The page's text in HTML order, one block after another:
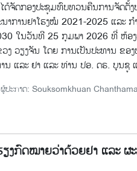
ດ້ຈັດກອງປະຊຸມທົບທວນຄືນການຈັດຕັ້ງ
າການຢາໂຮງໝໍ 2021-2025 ແລະ
ໃນວັນທີ 25 ກຸມພາ 2026 ທີ່ ຫ້ອງ
ງ ວຽງຈັນ ໂດຍ ການເປັນປະທານ ຂ
ແລະ ຢາ ແລະ ທ່ານ ປອ. ດຣ. ບຸນຊູ ແ
ະກາດ: Souksomkhuan
ງກົດໝາຍວ່າດ້ວຍຢາ ແລະ ຜ